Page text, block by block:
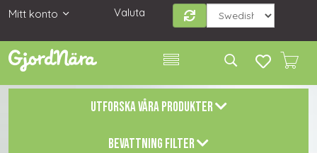
Mitt konto Valuta
UTFORSKA VÅRA PRODUKTER
BEVATTNING FILTER